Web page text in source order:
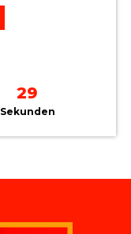
28
Sekunden